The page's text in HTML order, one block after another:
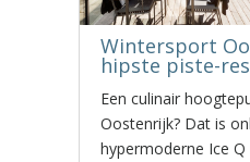
Wintersport
hipste piste-
Een culinair
Oostenrijk? Dat is
hypermoderne Ice